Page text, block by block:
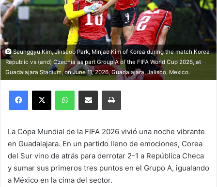
Seunggyu Kim, Jinseob Park, Minjae Kim of Korea during the match Korea
Republic vs (and) Czechia as part Group A of the FIFA World Cup 2026, at
Guadalajara Stadium, on June 11, 2026, Guadalajara, Jalisco, Mexico.
Facebook
X WhatsAppCompartir por correo electrónicoImprimir
La Copa Mundial de la FIFA 2026 vivió una noche vibrante
en Guadalajara. En un partido lleno de emociones, Corea
del Sur vino de atrás para derrotar 2-1 a República Checa
y sumar sus primeros tres puntos en el Grupo A, igualando
a México en la cima del sector.